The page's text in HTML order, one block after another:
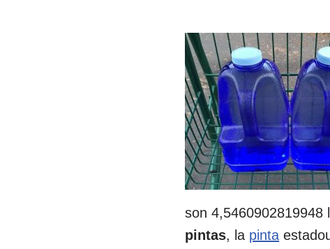
son 4,5460902819948
pintas, la pinta